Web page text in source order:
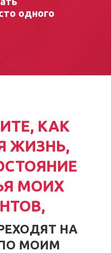
одного
КАК
ЖИЗНЬ,
МОИХ
НА
МОИМ